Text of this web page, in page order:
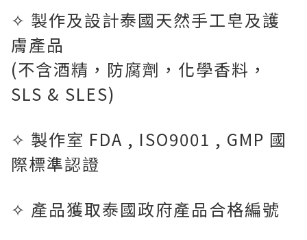
✧ 製作及設計泰國天然手工皂及護
膚產品
(不含酒精，防腐劑，化學香料，
SLS & SLES)
✧ 製作室 FDA , ISO9001 , GMP 國
際標準認證
✧ 產品獲取泰國政府產品合格編號